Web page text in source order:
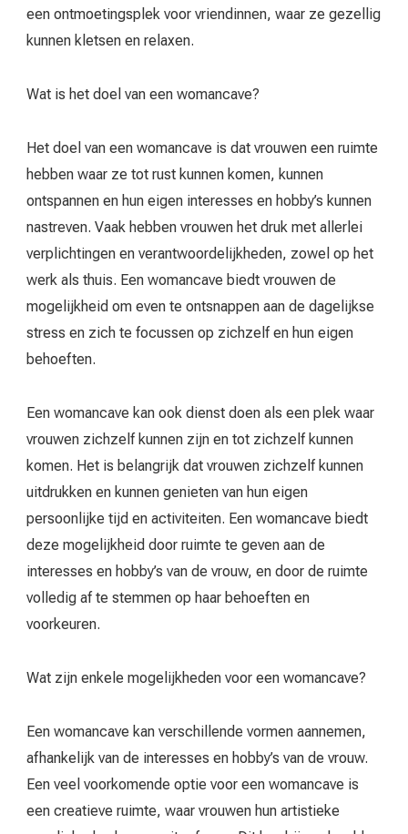
een ontmoetingsplek voor vriendinnen, waar ze gezellig
kunnen kletsen en relaxen.
Wat is het doel van een womancave?
Het doel van een womancave is dat vrouwen een ruimte
hebben waar ze tot rust kunnen komen, kunnen
ontspannen en hun eigen interesses en hobby’s kunnen
nastreven. Vaak hebben vrouwen het druk met allerlei
verplichtingen en verantwoordelijkheden, zowel op het
werk als thuis. Een womancave biedt vrouwen de
mogelijkheid om even te ontsnappen aan de dagelijkse
stress en zich te focussen op zichzelf en hun eigen
behoeften.
Een womancave kan ook dienst doen als een plek waar
vrouwen zichzelf kunnen zijn en tot zichzelf kunnen
komen. Het is belangrijk dat vrouwen zichzelf kunnen
uitdrukken en kunnen genieten van hun eigen
persoonlijke tijd en activiteiten. Een womancave biedt
deze mogelijkheid door ruimte te geven aan de
interesses en hobby’s van de vrouw, en door de ruimte
volledig af te stemmen op haar behoeften en
voorkeuren.
Wat zijn enkele mogelijkheden voor een womancave?
Een womancave kan verschillende vormen aannemen,
afhankelijk van de interesses en hobby’s van de vrouw.
Een veel voorkomende optie voor een womancave is
een creatieve ruimte, waar vrouwen hun artistieke